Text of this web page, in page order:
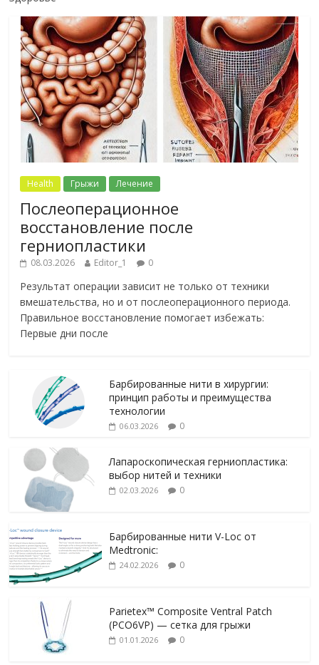
Health Грыжи Лечение
Послеоперационное
восстановление после
герниопластики
08.03.2026 Editor_1 0
Результат операции зависит не только от техники
вмешательства, но и от послеоперационного периода.
Правильное восстановление помогает избежать:
Первые дни после
Барбированные нити в хирургии:
принцип работы и преимущества
технологии
06.03.2026 0
Лапароскопическая герниопластика:
выбор нитей и техники
02.03.2026 0
Барбированные нити V-Loc от
Medtronic:
24.02.2026 0
Parietex™ Composite Ventral Patch
(PCO6VP) — сетка для грыжи
01.01.2026 0